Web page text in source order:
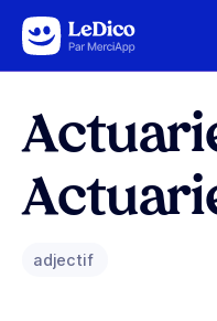
Aller au contenu
adjectif